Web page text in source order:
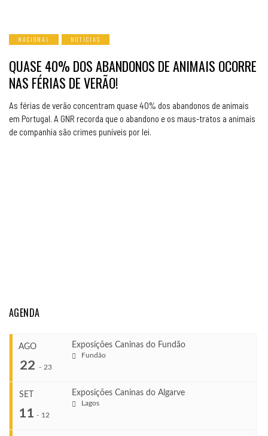
NACIONAL NOTICIAS
QUASE 40% DOS ABANDONOS DE ANIMAIS OCORRE
NAS FÉRIAS DE VERÃO!
As férias de verão concentram quase 40% dos abandonos de animais
em Portugal. A GNR recorda que o abandono e os maus-tratos a animais
de companhia são crimes puníveis por lei.
AGENDA
AGO
22 - 23
Exposições Caninas do Fundão
Fundão
SET
11 - 12
Exposições Caninas do Algarve
Lagos